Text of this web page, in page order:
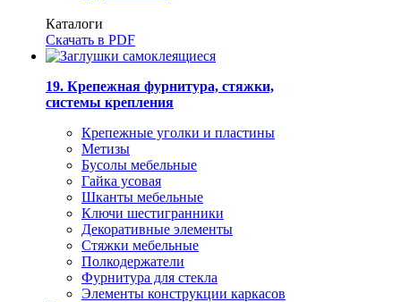
Каталоги
Скачать в PDF
19. Крепежная фурнитура, стяжки,
системы крепления
Крепежные уголки и пластины
Метизы
Бусолы мебельные
Гайка усовая
Шканты мебельные
Ключи шестигранники
Декоративные элементы
Стяжки мебельные
Полкодержатели
Фурнитура для стекла
Элементы конструкции каркасов